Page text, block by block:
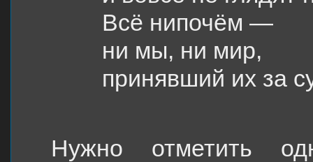
Всё нипочём —
ни мы, ни мир,
принявший их за
Нужно отметить